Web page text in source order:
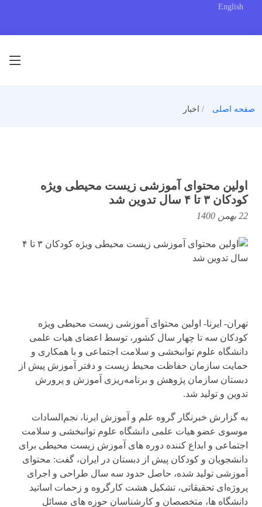
English
صفحه اصلی اخبار
اولین محتوای آموزشی زیست محیطی ویژه
کودکان ۳ تا ۴ سال تدوین شد
22 بهمن 1400
تهران- ایرنا- اولین محتوای آموزشی زیست محیطی ویژه
کودکان سه تا چهار سال کشور، توسط اعضای هیات علمی
دانشگاه علوم توانبخشی و سلامت اجتماعی و با همکاری و
حمایت سازمان حفاظت محیط زیست و دفتر آموزش پیش از
دبستان سازمان پژوهش و برنامه‌ریزی آموزش و پرورش
تدوین و تولید شد.
به گزارش خبرنگار گروه علم و آموزش ایرنا،‌ نجم‌السادات
موسوی عضو هیات علمی دانشگاه علوم توانبخشی و سلامت
اجتماعی و ابداع کننده دوره های آموزش زیست محیطی برای
دانشجویان و کودکان پیش از دبستان در ایران، گفت: محتوای
آموزشی تولید شده، حاصل حدود سه سال طراحی و اجرای
پروژه‌ای تحقیقاتی، تشکیل هشت کارگروه و زحمات اساتید
دانشگاه ها، متخصصان و کارشناسان حوزه های مسائل